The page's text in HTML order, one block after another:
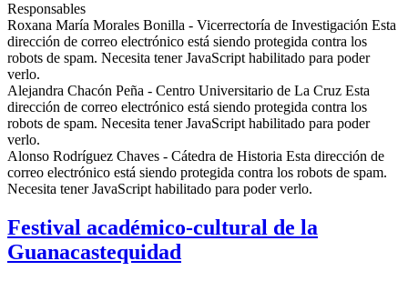
Responsables
Roxana María Morales Bonilla - Vicerrectoría de Investigación Esta
dirección de correo electrónico está siendo protegida contra los
robots de spam. Necesita tener JavaScript habilitado para poder
verlo.
Alejandra Chacón Peña - Centro Universitario de La Cruz Esta
dirección de correo electrónico está siendo protegida contra los
robots de spam. Necesita tener JavaScript habilitado para poder
verlo.
Alonso Rodríguez Chaves - Cátedra de Historia Esta dirección de
correo electrónico está siendo protegida contra los robots de spam.
Necesita tener JavaScript habilitado para poder verlo.
Festival académico-cultural de la
Guanacastequidad